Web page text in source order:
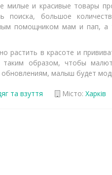
милые и красивые товары
поиска, большое
помощником мам и пап, а
растить в красоте и
образом, чтобы
обновлениям, малыш будет
та взуття Місто: Харків